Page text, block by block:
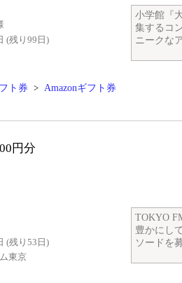
(残り99日)
小学館『
集するコ
ニークな
ト券 > Amazonギフト券
円分
(残り53日)
東京
TOKYO
豊かにし
ソードを